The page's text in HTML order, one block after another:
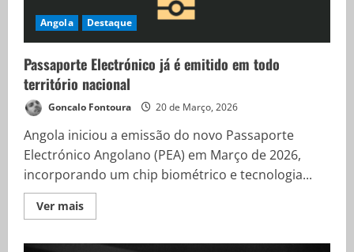
Angola Destaque
Passaporte Electrónico já é emitido em todo
território nacional
Goncalo Fontoura 20 de Março, 2026
Angola iniciou a emissão do novo Passaporte
Electrónico Angolano (PEA) em Março de 2026,
incorporando um chip biométrico e tecnologia...
Ver mais